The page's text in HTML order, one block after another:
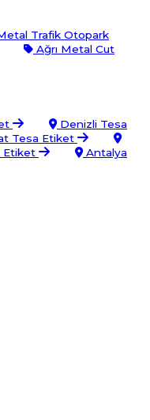
Trafik Otopark
Ağrı Metal Cut
Denizli Tesa
Tesa Etiket
Etiket
Antalya